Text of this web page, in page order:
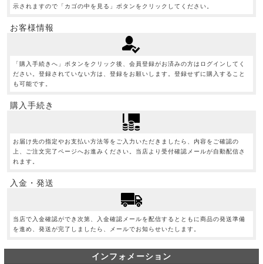
示されますので「カゴの中を見る」ボタンをクリックしてください。
お客様情報
「購入手続きへ」ボタンをクリック後、会員登録がお済みの方はログインしてく
ださい。登録されていない方は、登録をお願いします。登録せずに購入すること
も可能です。
購入手続き
お届け先の指定やお支払い方法等をご入力いただきましたら、内容をご確認の
上、ご注文完了ページへお進みください。当店より受付確認メールが自動配信さ
れます。
入金・発送
当店で入金確認ができ次第、入金確認メールを配信するとともに商品の発送準備
を進め、発送が完了しましたら、メールでお知らせいたします。
インフォメーション